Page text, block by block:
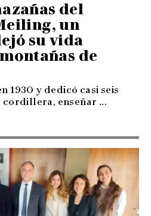
del
un
su vida
de
1930 y dedicó casi seis
enseñar ...